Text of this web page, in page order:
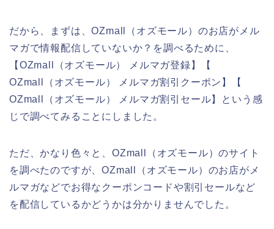
だから、まずは、OZmall（オズモール）のお店がメル
マガで情報配信していないか？を調べるために、
【OZmall（オズモール） メルマガ登録】【
OZmall（オズモール） メルマガ割引クーポン】【
OZmall（オズモール） メルマガ割引セール】という感
じで調べてみることにしました。
ただ、かなり色々と、OZmall（オズモール）のサイト
を調べたのですが、OZmall（オズモール）のお店がメ
ルマガなどでお得なクーポンコードや割引セールなど
を配信しているかどうかは分かりませんでした。